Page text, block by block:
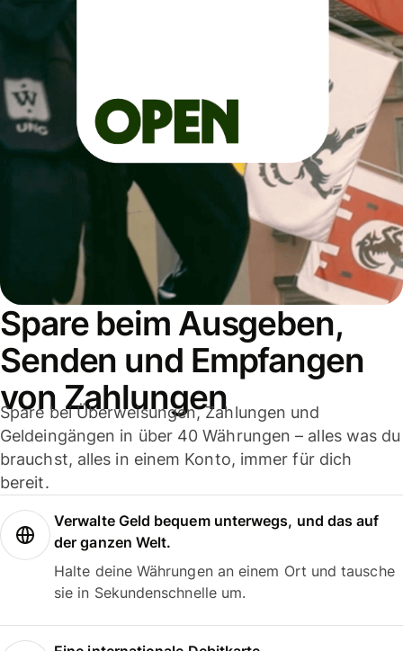
Spare beim Ausgeben,
Senden und Empfangen
von Zahlungen
Spare bei Überweisungen, Zahlungen und
Geldeingängen in über 40 Währungen – alles was du
brauchst, alles in einem Konto, immer für dich
bereit.
Verwalte Geld bequem unterwegs, und das auf
der ganzen Welt.
Halte deine Währungen an einem Ort und tausche
sie in Sekundenschnelle um.